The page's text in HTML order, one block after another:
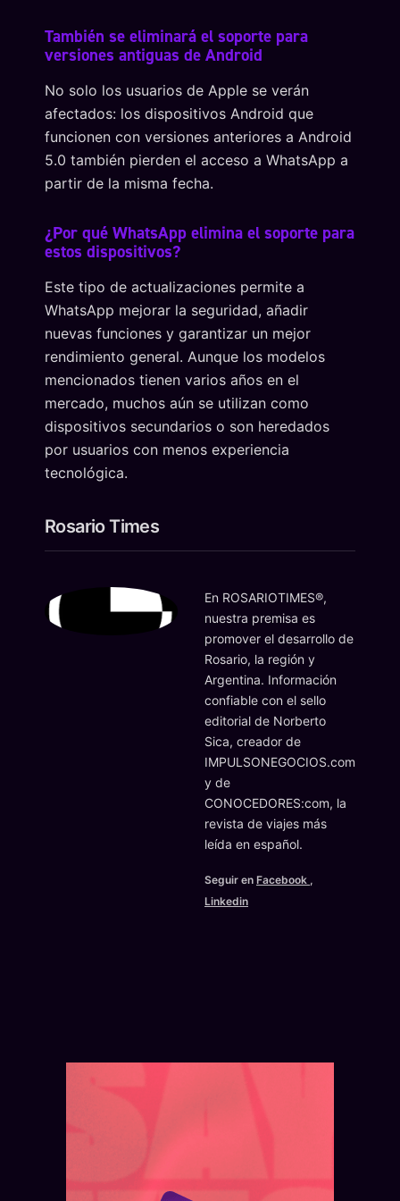
También se eliminará el soporte para
versiones antiguas de Android
No solo los usuarios de Apple se verán
afectados: los dispositivos Android que
funcionen con versiones anteriores a Android
5.0 también pierden el acceso a WhatsApp a
partir de la misma fecha.
¿Por qué WhatsApp elimina el soporte para
estos dispositivos?
Este tipo de actualizaciones permite a
WhatsApp mejorar la seguridad, añadir
nuevas funciones y garantizar un mejor
rendimiento general. Aunque los modelos
mencionados tienen varios años en el
mercado, muchos aún se utilizan como
dispositivos secundarios o son heredados
por usuarios con menos experiencia
tecnológica.
Rosario Times
En ROSARIOTIMES®,
nuestra premisa es
promover el desarrollo de
Rosario, la región y
Argentina. Información
confiable con el sello
editorial de Norberto
Sica, creador de
IMPULSONEGOCIOS.com
y de
CONOCEDORES:com, la
revista de viajes más
leída en español.
Seguir en Facebook ,
Linkedin